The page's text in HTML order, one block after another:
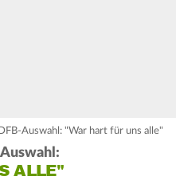
Auswahl: "War hart für uns alle"
ALLE"